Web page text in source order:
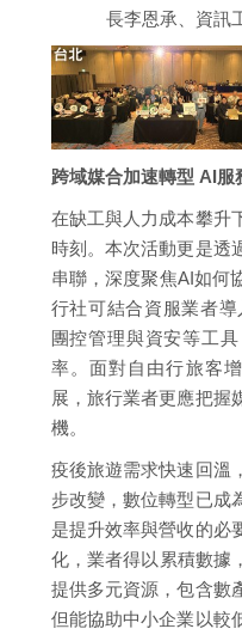
長李恩承、資訊
跨域媒合加速轉型 AI服
在缺工與人力成本攀升
時刻。本次活動更是透
串聯，深度聚焦AI如何
行社可結合資服業者導
團控管理與資安等工
率。面對自由行旅客
展，旅行業者更應把握
機。
疫後旅遊需求快速回溫
步改變，數位轉型已成
是提升效率與營收的必
化，業者得以累積數據
提供多元資源，包含數
但能協助中小企業以較